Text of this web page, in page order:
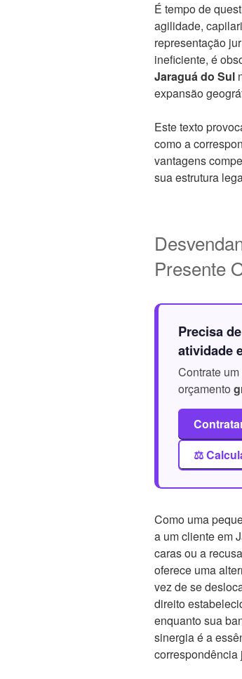
É tempo de
agilidade,
representação
ineficiente, é
Jaraguá do Sul
expansão
Este texto
como a
vantagens
sua estrutura
Presente
Precisa
atividade
Contrate um
orçamento
⚖️
Como uma
a um cliente em
caras ou a
oferece uma
vez de se
direito
enquanto sua
sinergia é a
correspondência